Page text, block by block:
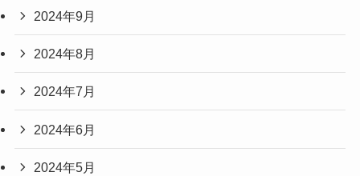
2024年9月
2024年8月
2024年7月
2024年6月
2024年5月